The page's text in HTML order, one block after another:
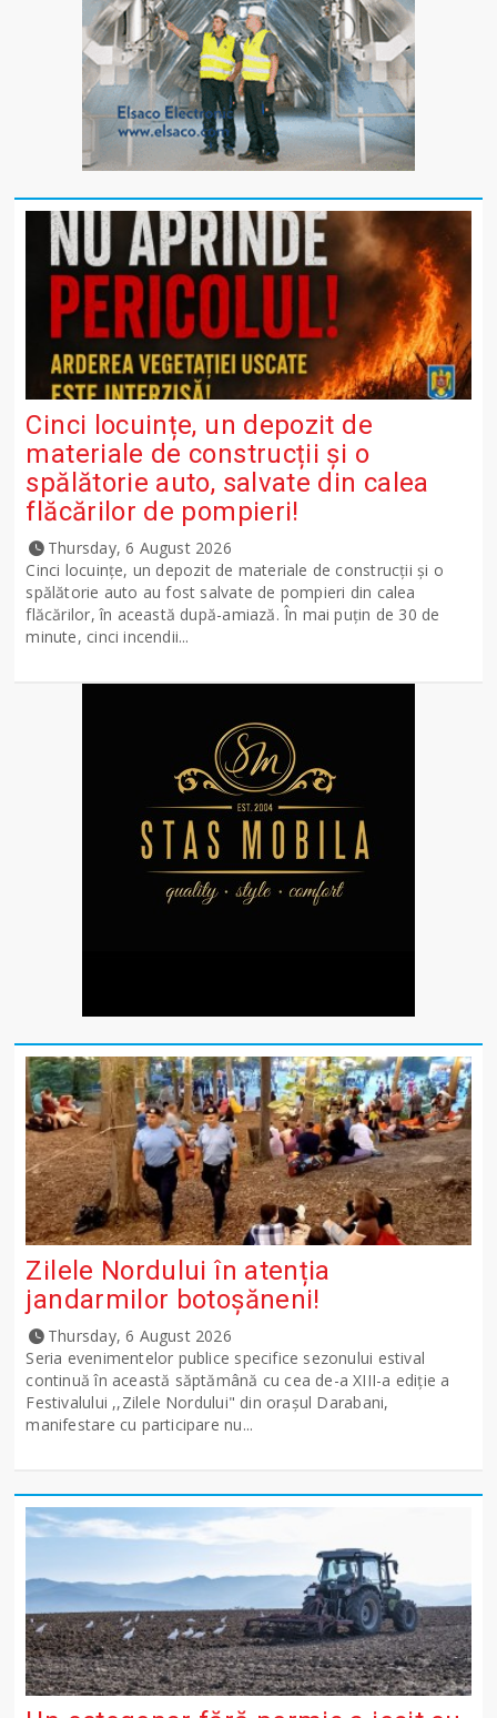
Cinci locuințe, un depozit de
materiale de construcții și o
spălătorie auto, salvate din calea
flăcărilor de pompieri!
Thursday, 6 August 2026
Cinci locuințe, un depozit de materiale de construcții și o
spălătorie auto au fost salvate de pompieri din calea
flăcărilor, în această după-amiază. În mai puțin de 30 de
minute, cinci incendii...
Zilele Nordului în atenția
jandarmilor botoșăneni!
Thursday, 6 August 2026
Seria evenimentelor publice specifice sezonului estival
continuă în această săptămână cu cea de-a XIII-a ediție a
Festivalului ,,Zilele Nordului" din orașul Darabani,
manifestare cu participare nu...